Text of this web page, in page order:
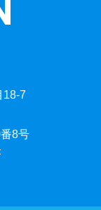
18-7
8号